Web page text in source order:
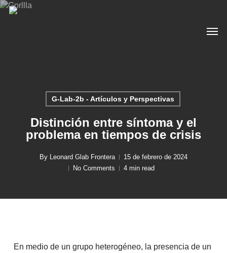
Skip
G-Lab-2b - Artículos y Perspectivas
Distinción entre síntoma y el
problema en tiempos de crisis
By Leonard Glab Frontera
15 de febrero de 2024
No Comments
4 min read
En medio de un grupo heterogéneo, la presencia de un